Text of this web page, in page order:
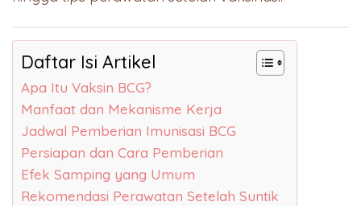
Daftar Isi Artikel
Apa Itu Vaksin BCG?
Manfaat dan Mekanisme Kerja
Jadwal Pemberian Imunisasi BCG
Persiapan dan Cara Pemberian
Efek Samping yang Umum
Rekomendasi Perawatan Setelah Suntik